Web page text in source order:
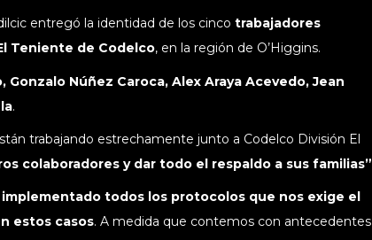
entregó la identidad de los cinco trabajadores
Teniente de Codelco, en la región de O’Higgins.
Gonzalo Núñez Caroca, Alex Araya Acevedo, Jean
.
trabajando estrechamente junto a Codelco División El
colaboradores y dar todo el respaldo a sus familias”
implementado todos los protocolos que nos exige el
estos casos. A medida que contemos con antecedentes